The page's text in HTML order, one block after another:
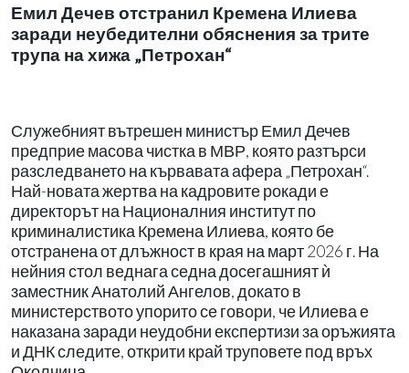
Емил Дечев отстранил Кремена Илиева
заради неубедителни обяснения за трите
трупа на хижа „Петрохан“
Служебният вътрешен министър Емил Дечев
предприе масова чистка в МВР, която разтърси
разследването на кървавата афера „Петрохан“.
Най-новата жертва на кадровите рокади е
директорът на Националния институт по
криминалистика Кремена Илиева, която бе
отстранена от длъжност в края на март 2026 г. На
нейния стол веднага седна досегашният ѝ
заместник Анатолий Ангелов, докато в
министерството упорито се говори, че Илиева е
наказана заради неудобни експертизи за оръжията
и ДНК следите, открити край труповете под връх